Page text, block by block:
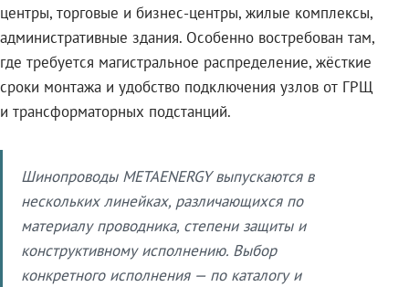
центры, торговые и бизнес-центры, жилые комплексы,
административные здания. Особенно востребован там,
где требуется магистральное распределение, жёсткие
сроки монтажа и удобство подключения узлов от ГРЩ
и трансформаторных подстанций.
Шинопроводы METAENERGY выпускаются в
нескольких линейках, различающихся по
материалу проводника, степени защиты и
конструктивному исполнению. Выбор
конкретного исполнения — по каталогу и